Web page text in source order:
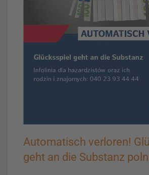
Automatisch verloren!
geht an die Substanz